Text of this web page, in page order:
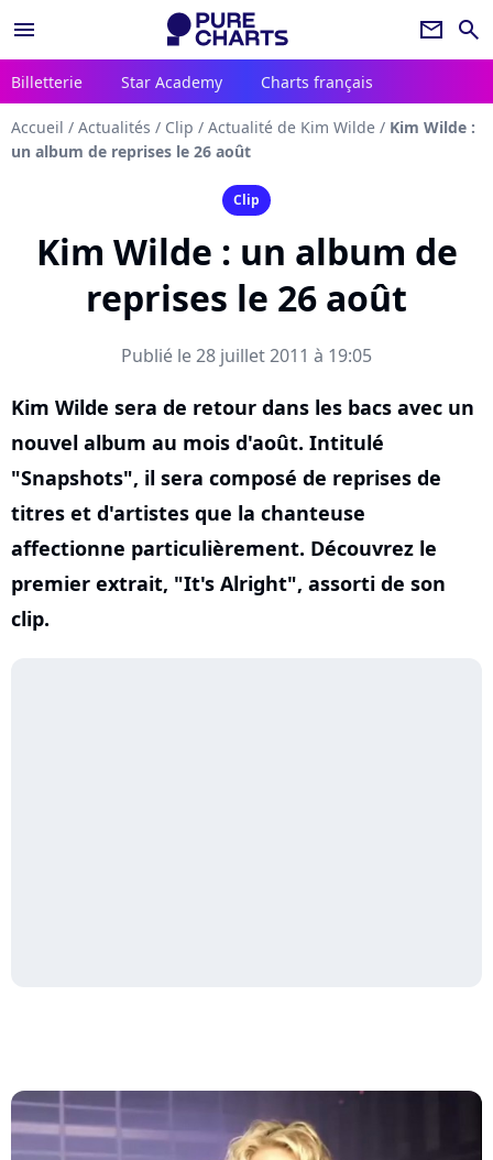
menu newsletter search
Billetterie Star Academy Charts français
Accueil / Actualités / Clip / Actualité de Kim Wilde / Kim Wilde :
un album de reprises le 26 août
Clip
Kim Wilde : un album de
reprises le 26 août
Publié le 28 juillet 2011 à 19:05
Kim Wilde sera de retour dans les bacs avec un
nouvel album au mois d'août. Intitulé
"Snapshots", il sera composé de reprises de
titres et d'artistes que la chanteuse
affectionne particulièrement. Découvrez le
premier extrait, "It's Alright", assorti de son
clip.